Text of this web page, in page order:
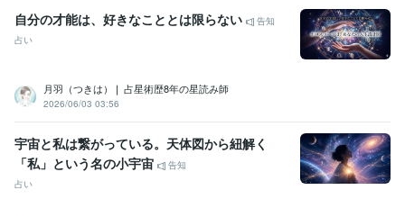
自分の才能は、好きなこととは限らない
告知
占い
月羽（つきは）❘ 占星術歴8年の星読み師
2026/06/03 03:56
宇宙と私は繋がっている。天体図から紐解く
「私」という名の小宇宙
告知
占い